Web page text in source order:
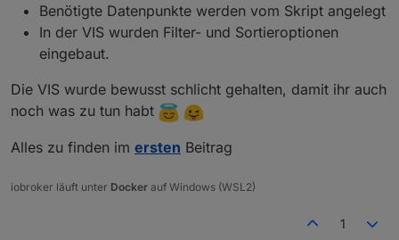
Benötigte Datenpunkte werden vom Skript angelegt
In der VIS wurden Filter- und Sortieroptionen
eingebaut.
Die VIS wurde bewusst schlicht gehalten, damit ihr auch
noch was zu tun habt
Alles zu finden im ersten Beitrag
iobroker läuft unter Docker auf Windows (WSL2)
1